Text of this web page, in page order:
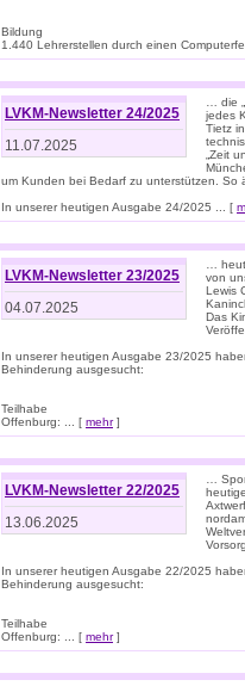
Bildung
1.440 Lehrerstellen durch einen
LVKM-Newsletter 24/2025
11.07.2025
… die
jedes
Tietz
„Zeit
um Kunden bei Bedarf zu unterstützen.
In unserer heutigen Ausgabe 24/2025 ... [
LVKM-Newsletter 23/2025
04.07.2025
…
von
Lewis
Das
In unserer heutigen Ausgabe 23/2025
Behinderung ausgesucht:
Teilhabe
Offenburg: ... [ mehr]
LVKM-Newsletter 22/2025
13.06.2025
…
In unserer heutigen Ausgabe 22/2025
Behinderung ausgesucht:
Teilhabe
Offenburg: ... [ mehr]